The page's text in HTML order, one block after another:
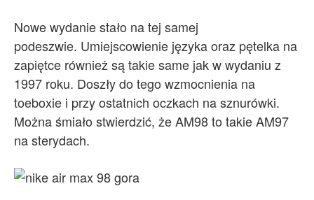
Nowe wydanie stało na tej samej
podeszwie. Umiejscowienie języka oraz pętelka na
zapiętce również są takie same jak w wydaniu z
1997 roku. Doszły do tego wzmocnienia na
toeboxie i przy ostatnich oczkach na sznurówki.
Można śmiało stwierdzić, że AM98 to takie AM97
na sterydach.